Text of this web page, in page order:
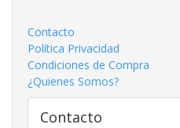
Contacto
Política Privacidad
Condiciones de Compra
¿Quienes Somos?
Contacto